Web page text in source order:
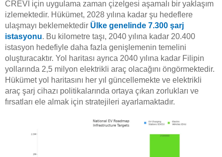
CREVI için uygulama zaman çizelgesi aşamalı bir yaklaşım
izlemektedir. Hükümet, 2028 yılına kadar şu hedeflere
ulaşmayı beklemektedir Ülke genelinde 7.300 şarj
istasyonu. Bu kilometre taşı, 2040 yılına kadar 20.400
istasyon hedefiyle daha fazla genişlemenin temelini
oluşturacaktır. Yol haritası ayrıca 2040 yılına kadar Filipin
yollarında 2,5 milyon elektrikli araç olacağını öngörmektedir.
Hükümet yol haritasını her yıl güncellemekte ve elektrikli
araç şarj cihazı politikalarında ortaya çıkan zorlukları ve
fırsatları ele almak için stratejileri ayarlamaktadır.